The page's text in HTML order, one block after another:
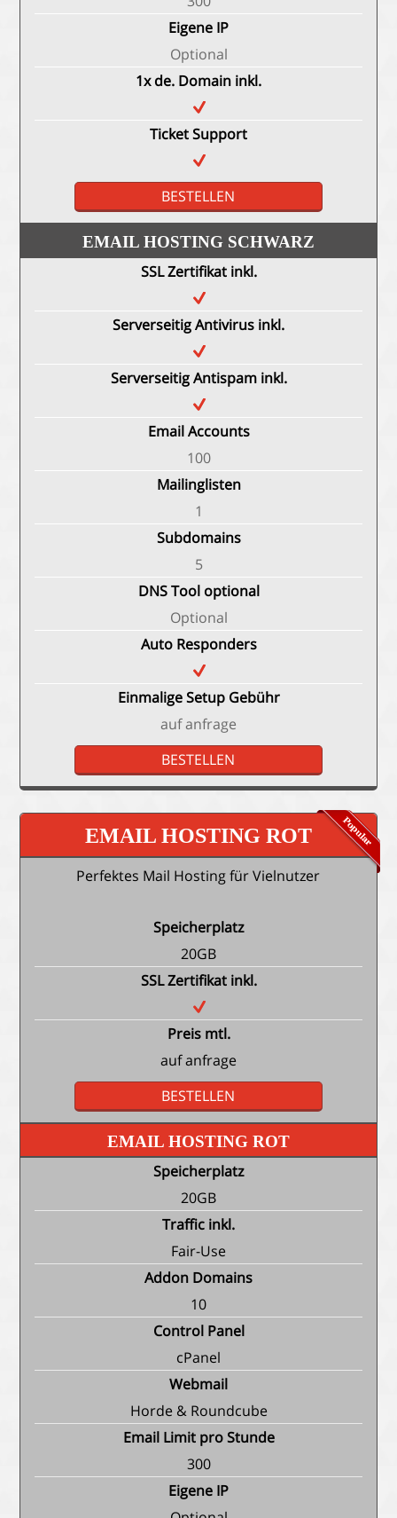
Eigene IP
Optional
1x de. Domain inkl.
Ticket Support
BESTELLEN
EMAIL HOSTING SCHWARZ
SSL Zertifikat inkl.
Serverseitig Antivirus inkl.
Serverseitig Antispam inkl.
Email Accounts
100
Mailinglisten
1
Subdomains
5
DNS Tool optional
Optional
Auto Responders
Einmalige Setup Gebühr
auf anfrage
BESTELLEN
EMAIL HOSTING ROT
Perfektes Mail Hosting für Vielnutzer
Speicherplatz
20GB
SSL Zertifikat inkl.
Preis mtl.
auf anfrage
BESTELLEN
EMAIL HOSTING ROT
Speicherplatz
20GB
Traffic inkl.
Fair-Use
Addon Domains
10
Control Panel
cPanel
Webmail
Horde & Roundcube
Email Limit pro Stunde
300
Eigene IP